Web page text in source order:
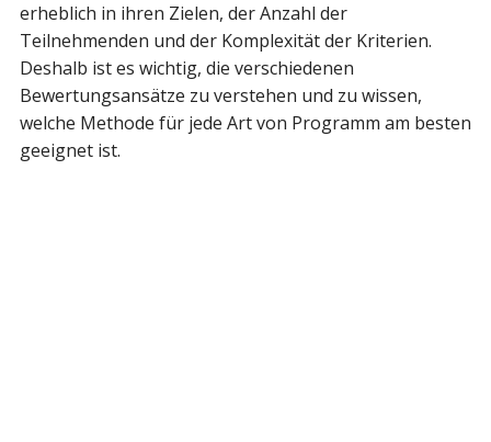
erheblich in ihren Zielen, der Anzahl der
Teilnehmenden und der Komplexität der Kriterien.
Deshalb ist es wichtig, die verschiedenen
Bewertungsansätze zu verstehen und zu wissen,
welche Methode für jede Art von Programm am besten
geeignet ist.